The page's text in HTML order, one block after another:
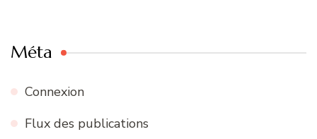
Méta
Connexion
Flux des publications